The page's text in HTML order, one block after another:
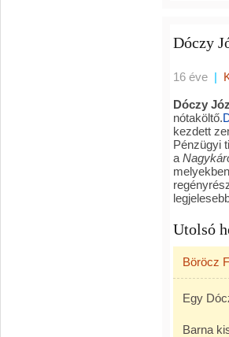
Dóczy
16 éve |
Dóczy
nótaköltő.
kezdett
Pénzügyi
a
Utolsó
Böröcz
Egy
Barna